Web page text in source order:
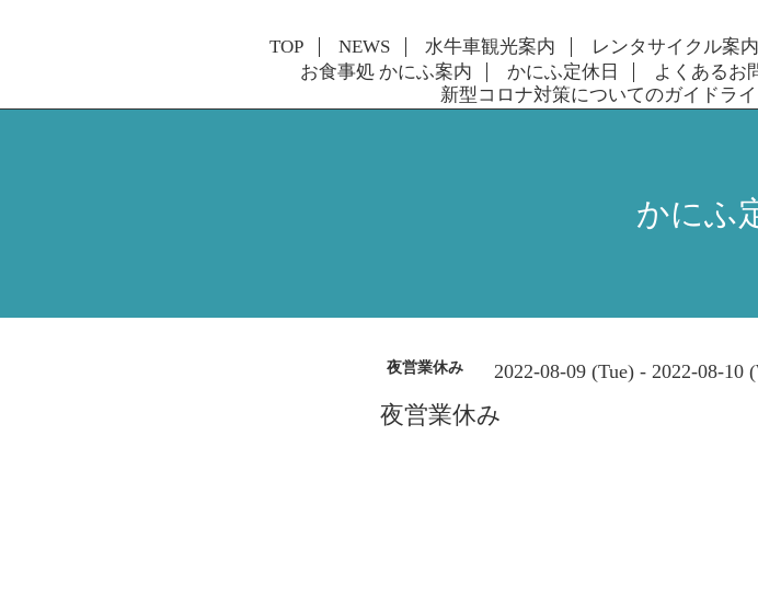
TOP NEWS 水牛車観光案内 レンタサイクル案内
お食事処 かにふ案内
かにふ定休日 よくあるお
新型コロナ対策についてのガイドラ
かにふ
夜営業休み 2022-08-09 (Tue) - 2022-08-10
夜営業休み